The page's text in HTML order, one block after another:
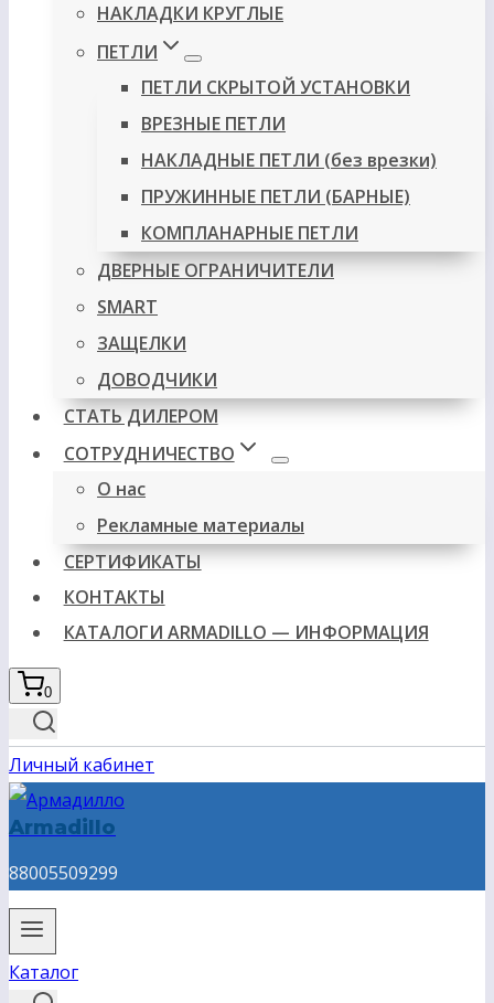
НАКЛАДКИ КРУГЛЫЕ
ПЕТЛИ
ПЕТЛИ СКРЫТОЙ УСТАНОВКИ
ВРЕЗНЫЕ ПЕТЛИ
НАКЛАДНЫЕ ПЕТЛИ (без врезки)
ПРУЖИННЫЕ ПЕТЛИ (БАРНЫЕ)
КОМПЛАНАРНЫЕ ПЕТЛИ
ДВЕРНЫЕ ОГРАНИЧИТЕЛИ
SMART
ЗАЩЕЛКИ
ДОВОДЧИКИ
СТАТЬ ДИЛЕРОМ
СОТРУДНИЧЕСТВО
О нас
Рекламные материалы
СЕРТИФИКАТЫ
КОНТАКТЫ
КАТАЛОГИ ARMADILLO — ИНФОРМАЦИЯ
0
Личный кабинет
Armadillo
88005509299
Каталог